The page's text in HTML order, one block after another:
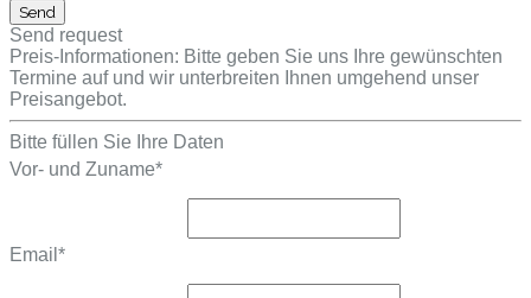
Send request
Preis-Informationen: Bitte geben Sie uns Ihre gewünschten
Termine auf und wir unterbreiten Ihnen umgehend unser
Preisangebot.
Bitte füllen Sie Ihre Daten
Vor- und Zuname*
Email *